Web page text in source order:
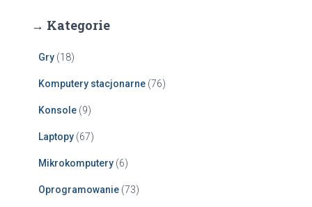
→ Kategorie
Gry (18)
Komputery stacjonarne (76)
Konsole (9)
Laptopy (67)
Mikrokomputery (6)
Oprogramowanie (73)